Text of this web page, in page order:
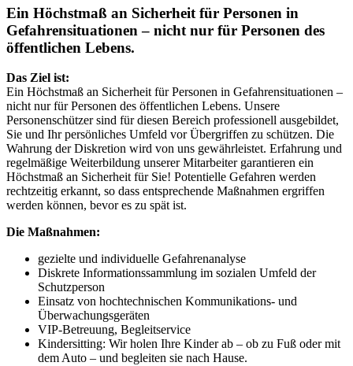
Ein Höchstmaß an Sicherheit für Personen in
Gefahrensituationen – nicht nur für Personen des
öffentlichen Lebens.
Das Ziel ist:
Ein Höchstmaß an Sicherheit für Personen in Gefahrensituationen –
nicht nur für Personen des öffentlichen Lebens. Unsere
Personenschützer sind für diesen Bereich professionell ausgebildet,
Sie und Ihr persönliches Umfeld vor Übergriffen zu schützen. Die
Wahrung der Diskretion wird von uns gewährleistet. Erfahrung und
regelmäßige Weiterbildung unserer Mitarbeiter garantieren ein
Höchstmaß an Sicherheit für Sie! Potentielle Gefahren werden
rechtzeitig erkannt, so dass entsprechende Maßnahmen ergriffen
werden können, bevor es zu spät ist.
Die Maßnahmen:
gezielte und individuelle Gefahrenanalyse
Diskrete Informationssammlung im sozialen Umfeld der
Schutzperson
Einsatz von hochtechnischen Kommunikations- und
Überwachungsgeräten
VIP-Betreuung, Begleitservice
Kindersitting: Wir holen Ihre Kinder ab – ob zu Fuß oder mit
dem Auto – und begleiten sie nach Hause.